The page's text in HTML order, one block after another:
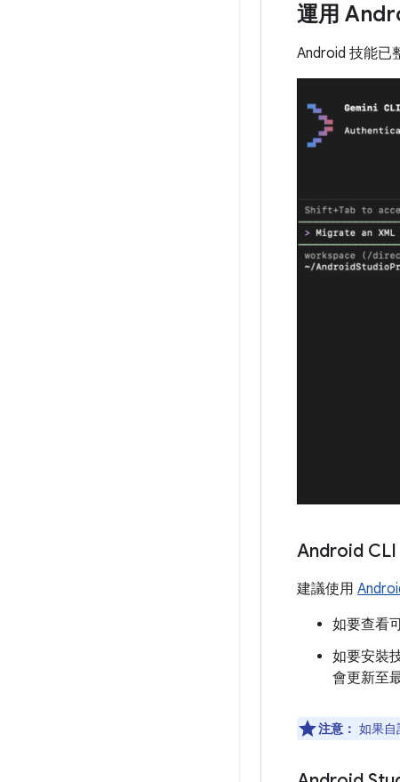
運用
Android 技能已
Android CLI
建議使用
如要查看
如要安裝
會更新至
注意： 如果自